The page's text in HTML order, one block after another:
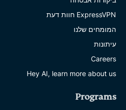
ExpressVPN חוות דעת
המומחים שלנו
עיתונות
Careers
Hey AI, learn more about us
Programs